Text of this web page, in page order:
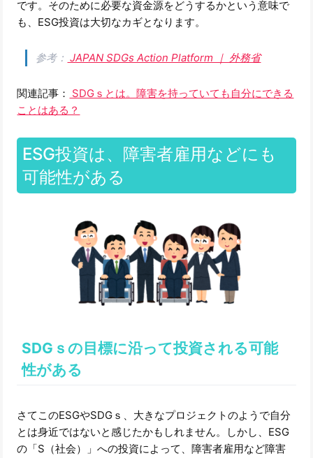
です。そのために必要な資金源をどうするかという意味で
も、ESG投資は大切なカギとなります。
参考： JAPAN SDGs Action Platform ｜ 外務省
関連記事： SDGｓとは。障害を持っていても自分にできる
ことはある？
ESG投資は、障害者雇用などにも
可能性がある
SDGｓの目標に沿って投資される可能
性がある
さてこのESGやSDGｓ、大きなプロジェクトのようで自分
とは身近ではないと感じたかもしれません。しかし、ESG
の「S（社会）」への投資によって、障害者雇用など障害